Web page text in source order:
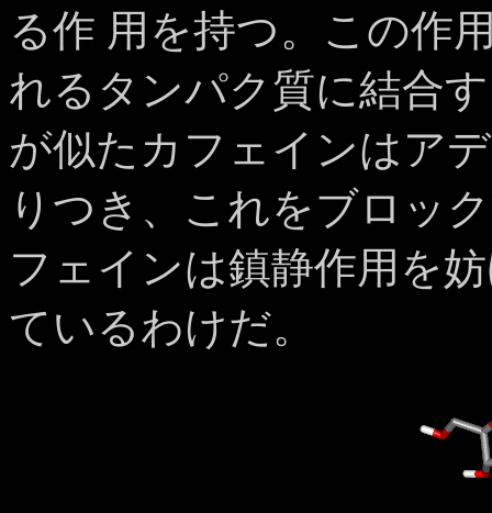
る作 用を持つ。この作
れるタンパク質に結合
が似たカフェインはア
りつき、これをブロッ
フェインは鎮静作用を
ているわけだ。